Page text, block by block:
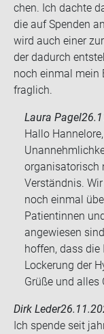
chen. Ich dach­te
die auf Spen­den
wird auch einer
der da­durch
noch ein­mal mein
frag­lich.
Laura Pagel
Hallo
organisatorisch
Verständnis.
noch einmal
Patientinnen
angewiesen
hoffen, dass
Lockerung der
Grüße und alles
Dirk Leder
Ich spen­de seit